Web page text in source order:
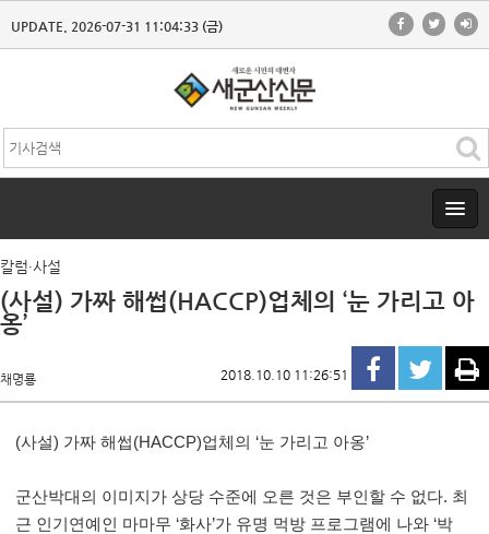
UPDATE. 2026-07-31 11:04:33 (금)
칼럼∙사설
(사설) 가짜 해썹(HACCP)업체의 ‘눈 가리고 아
옹’
채명룡 2018.10.10 11:26:51
(사설) 가짜 해썹(HACCP)업체의 ‘눈 가리고 아옹’
군산박대의 이미지가 상당 수준에 오른 것은 부인할 수 없다. 최
근 인기연예인 마마무 ‘화사’가 유명 먹방 프로그램에 나와 ‘박